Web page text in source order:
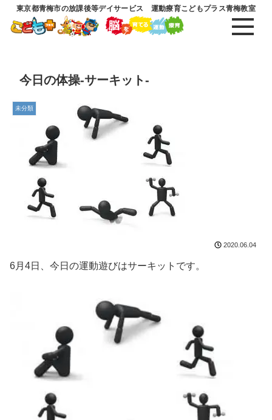
東京都青梅市の放課後等デイサービス 運動療育こどもプラス青梅教室
今日の体操-サーキット-
未分類
2020.06.04
6月4日、今日の運動遊びはサーキットです。